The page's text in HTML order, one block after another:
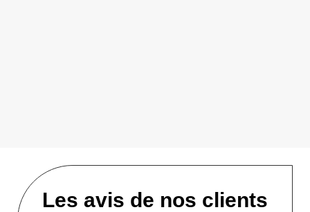
Les avis de nos clients